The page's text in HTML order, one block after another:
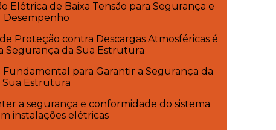
Elétrica de Baixa Tensão para Segurança e
Desempenho
Proteção contra Descargas Atmosféricas é
Segurança da Sua Estrutura
para Garantir a Segurança da
Sua Estrutura
a segurança e conformidade do sistema
instalações elétricas